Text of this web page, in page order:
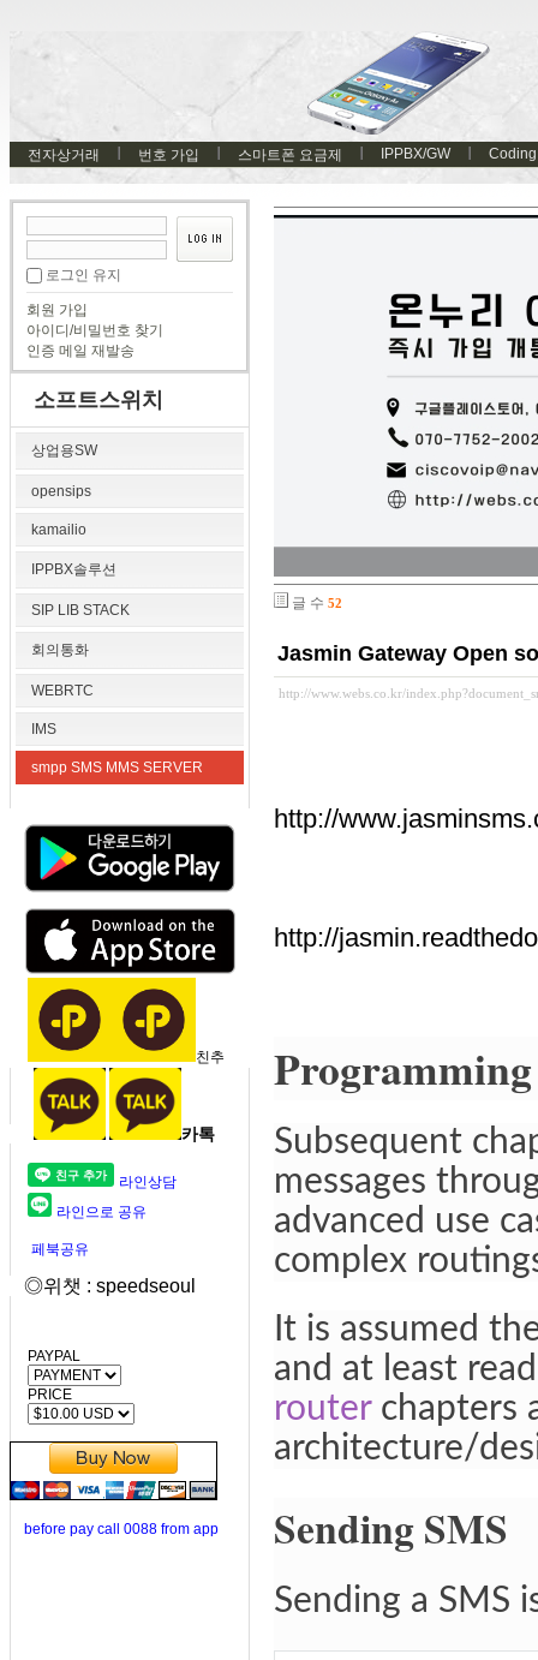
전자상거래 번호 가입 스마트폰 요금제 IPPBX/GW Coding
로그인 유지
회원 가입
아이디/비밀번호 찾기
인증 메일 재발송
소프트스위치
상업용SW
opensips
kamailio
IPPBX솔루션
SIP LIB STACK
회의통화
WEBRTC
IMS
smpp SMS MMS SERVER
친추
카톡
라인상담
라인으로 공유
페북공유
◎위챗 : speedseoul
PAYPAL
PRICE
before pay call 0088 from app
글 수 52
Jasmin Gateway Open
http://www.webs.co.kr/
http://
http://
Subsequent
messages
advanced use
complex
It is assumed
and at least
routerchapters
architecture/
Sending SMS
Sending a SMS